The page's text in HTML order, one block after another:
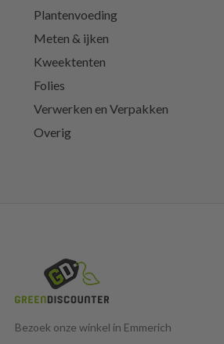
Plantenvoeding
Meten & ijken
Kweektenten
Folies
Verwerken en Verpakken
Overig
Bezoek onze winkel in Emmerich